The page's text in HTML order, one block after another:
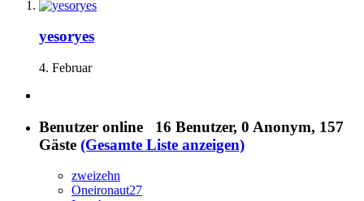
yesoryes
4. Februar
Benutzer online 16 Benutzer, 0 Anonym, 157
Gäste (Gesamte Liste anzeigen)
zweizehn
Oneironaut27